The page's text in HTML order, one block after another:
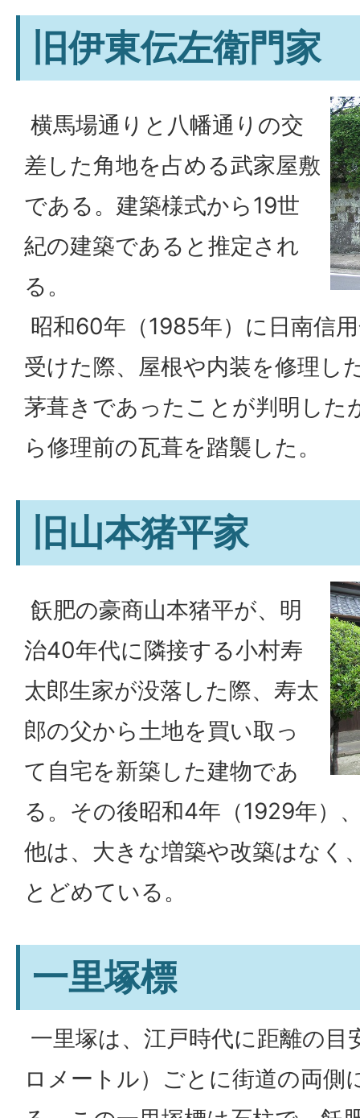
旧伊東伝左衛門家
横馬場通りと八幡通りの交
差した角地を占める武家屋敷
である。建築様式から19世
紀の建築であると推定され
る。
昭和60年（1985年）に日南信
受けた際、屋根や内装を修理し
茅葺きであったことが判明した
ら修理前の瓦葺を踏襲した。
旧山本猪平家
飫肥の豪商山本猪平が、明
治40年代に隣接する小村寿
太郎生家が没落した際、寿太
郎の父から土地を買い取っ
て自宅を新築した建物であ
る。その後昭和4年（1929年）
他は、大きな増築や改築はなく
とどめている。
一里塚標
一里塚は、江戸時代に距離の目
ロメートル）ごとに街道の両側